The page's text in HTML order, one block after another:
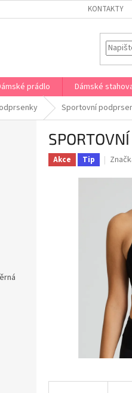
KONTAKTY
prádlo Dámské
Sportovní
Akce Tip